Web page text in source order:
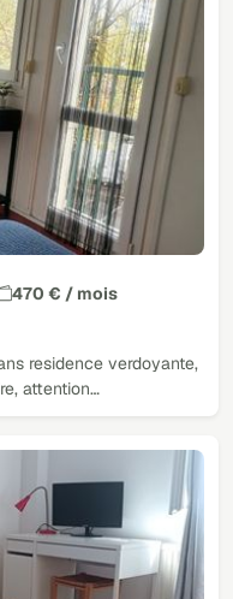
470 € / mois
residence verdoyante,
attention…